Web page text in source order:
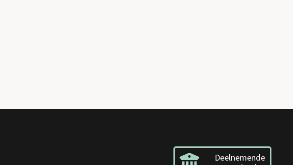
Deelnemende